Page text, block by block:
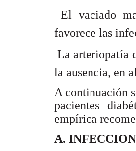
 El vaciado
favorece las
 La
la ausencia, en
A continuación
pacientes
empírica
A.